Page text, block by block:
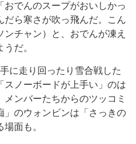
おでんのスープがおいしかっ
だら寒さが吹っ飛んだ。こん
チャン）と、おでんが凍え
だ。
に走り回ったり雪合戦した
スノーボードが上手い」のは
ンバーたちからのツッコミ
」のウォンビンは「さっきの
面も。